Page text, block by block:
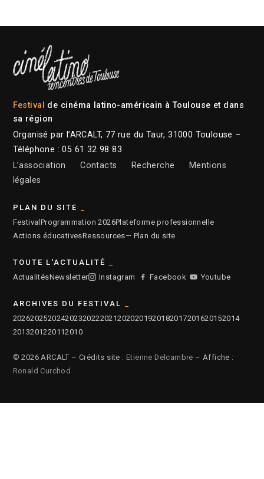
Festival de cinéma latino-américain à Toulouse et dans
sa région
Organisé par l’ARCALT, 77 rue du Taur, 31000 Toulouse –
Téléphone : 05 61 32 98 83
L’association
Contacts Recherche
Mentions
légales
PLAN DU SITE
Festival Programmation 2026Plateforme professionnelle
Actions éducativesRessources— Plan du site
TOUTE L'ACTUALITÉ
ActualitésNewsletter Instagram Facebook Youtube
ARCHIVES DU FESTIVAL
2026202520242023202220212020201920182017201620152014
2013201220112010
© 2026 ARCALT – Crédits site : Etienne Delcambre – Affiche :
Ronald Curchod